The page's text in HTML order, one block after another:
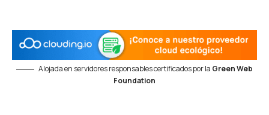
Alojada en servidores responsables certificados por la Green Web
Foundation